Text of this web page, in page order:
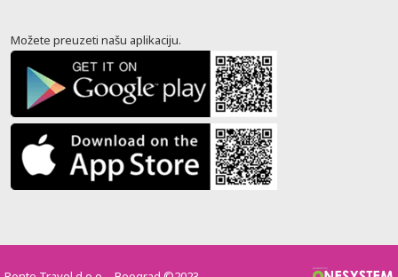
Možete preuzeti našu aplikaciju.